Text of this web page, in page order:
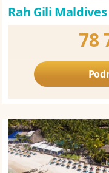
Rah Gili Maldives
78